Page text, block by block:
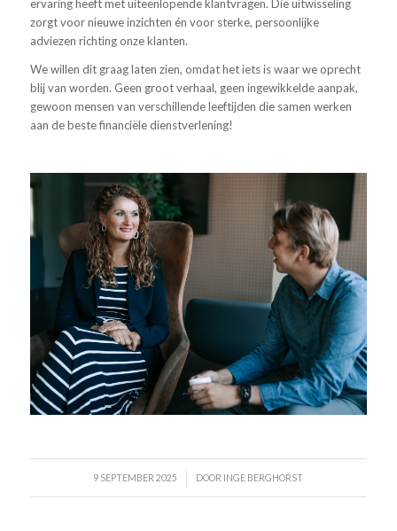
ervaring heeft met uiteenlopende klantvragen. Die uitwisseling
zorgt voor nieuwe inzichten én voor sterke, persoonlijke
adviezen richting onze klanten.
We willen dit graag laten zien, omdat het iets is waar we oprecht
blij van worden. Geen groot verhaal, geen ingewikkelde aanpak,
gewoon mensen van verschillende leeftijden die samen werken
aan de beste financiële dienstverlening!
9 SEPTEMBER 2025
/ DOOR INGE BERGHORST